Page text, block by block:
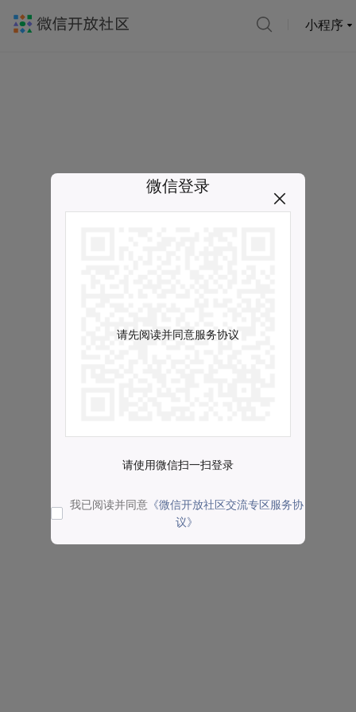
小程序
微信登录
请先阅读并同意服务协议
请使用微信扫一扫登录
我已阅读并同意 《微信开放社区交流专区服务协
议》